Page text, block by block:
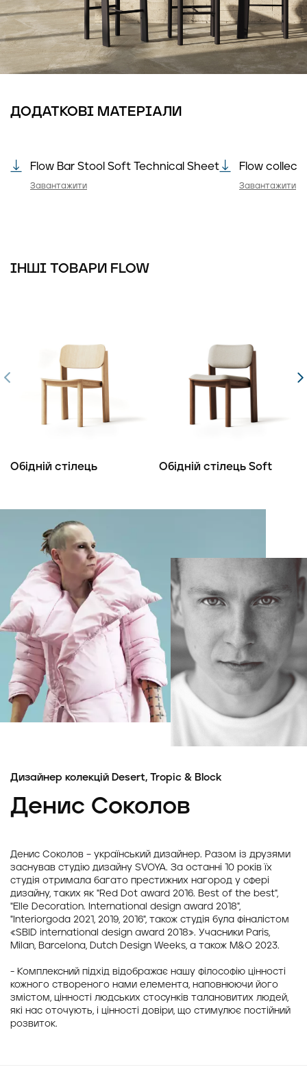
ДОДАТКОВІ МАТЕРІАЛИ
Flow Bar Stool Soft Technical Sheet
Завантажити
Flow
Завантажити
ІНШІ ТОВАРИ FLOW
Обідній стілець Обідній стілець Soft
Дизайнер колекцій Desert, Tropic & Block
Денис Соколов
Денис Соколов – український дизайнер. Разом із друзями
заснував студію дизайну SVOYA. За останні 10 років їх
студія отримала багато престижних нагород у сфері
дизайну, таких як "Red Dot award 2016. Best of the best",
"Elle Decoration. International design award 2018",
"Interiorgoda 2021, 2019, 2016", також студія була фіналістом
«SBID international design award 2018». Учасники Paris,
Milan, Barcelona, Dutch Design Weeks, а також M&O 2023.
- Комплексний підхід відображає нашу філософію цінності
кожного створеного нами елемента, наповнюючи його
змістом, цінності людських стосунків талановитих людей,
які нас оточують, і цінності довіри, що стимулює постійний
розвиток.